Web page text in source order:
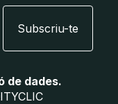
Subscriu-te
de dades.